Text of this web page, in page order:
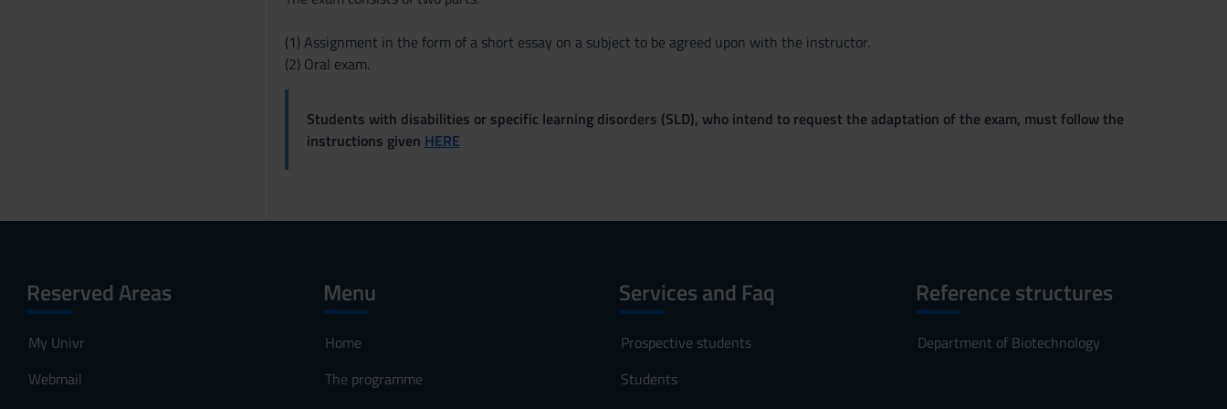
(1) Assignment in the form of a short essay on a subject to be agreed upon with the instructor.
(2) Oral exam.
Students with disabilities or specific learning disorders (SLD), who intend to request the adaptation of the exam, must follow the
instructions given HERE
Reserved Areas
My Univr
Webmail
Menu
Home
The programme
Services and Faq
Prospective students
Students
Reference structures
Department of Biotechnology